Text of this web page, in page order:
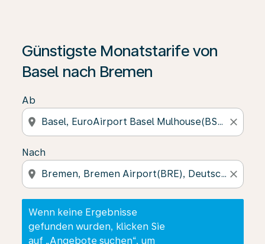
Günstigste Monatstarife von
Basel nach Bremen
Ab
location_on close
Nach
location_on close
Wenn keine Ergebnisse
gefunden wurden, klicken Sie
auf „Angebote suchen“, um
Wenn keine Ergebnisse gefunden wurden, klicken